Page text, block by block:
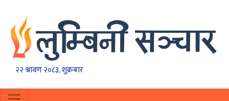
२२ श्रावण २०८३, शुक्रबार